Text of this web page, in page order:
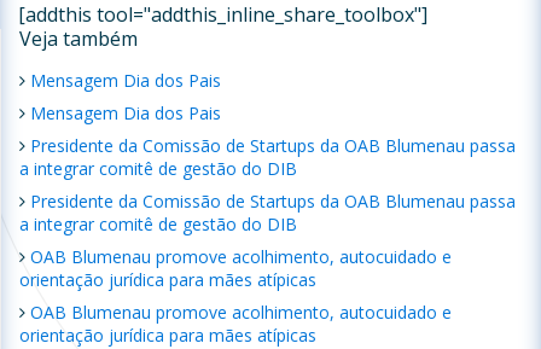
[addthis tool="addthis_inline_share_toolbox"]
Veja também
Mensagem Dia dos Pais
Mensagem Dia dos Pais
Presidente da Comissão de Startups da OAB Blumenau passa
a integrar comitê de gestão do DIB
Presidente da Comissão de Startups da OAB Blumenau passa
a integrar comitê de gestão do DIB
OAB Blumenau promove acolhimento, autocuidado e
orientação jurídica para mães atípicas
OAB Blumenau promove acolhimento, autocuidado e
orientação jurídica para mães atípicas